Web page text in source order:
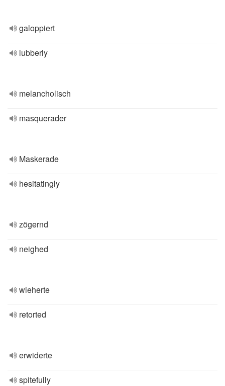
galoppiert
lubberly
melancholisch
masquerader
Maskerade
hesitatingly
zögernd
neighed
wieherte
retorted
erwiderte
spitefully